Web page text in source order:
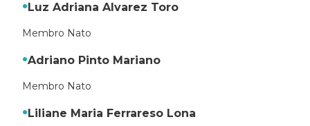
Luz Adriana Alvarez Toro
Membro Nato
Adriano Pinto Mariano
Membro Nato
Liliane Maria Ferrareso Lona